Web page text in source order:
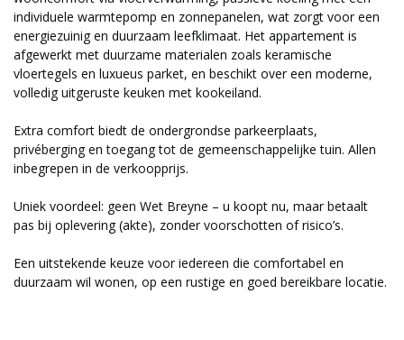
individuele warmtepomp en zonnepanelen, wat zorgt voor een
energiezuinig en duurzaam leefklimaat. Het appartement is
afgewerkt met duurzame materialen zoals keramische
vloertegels en luxueus parket, en beschikt over een moderne,
volledig uitgeruste keuken met kookeiland.
Extra comfort biedt de ondergrondse parkeerplaats,
privéberging en toegang tot de gemeenschappelijke tuin. Allen
inbegrepen in de verkoopprijs.
Uniek voordeel: geen Wet Breyne – u koopt nu, maar betaalt
pas bij oplevering (akte), zonder voorschotten of risico’s.
Een uitstekende keuze voor iedereen die comfortabel en
duurzaam wil wonen, op een rustige en goed bereikbare locatie.